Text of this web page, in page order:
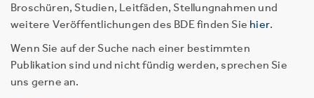
Broschüren, Studien, Leitfäden, Stellungnahmen und
weitere Veröffentlichungen des BDE finden Sie hier.
Wenn Sie auf der Suche nach einer bestimmten
Publikation sind und nicht fündig werden, sprechen Sie
uns gerne an.